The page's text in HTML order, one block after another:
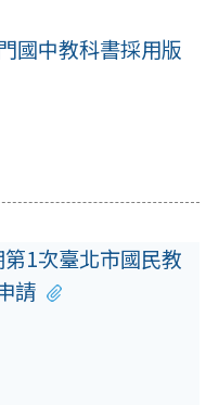
國中教科書採用版
1次臺北市國民教
請